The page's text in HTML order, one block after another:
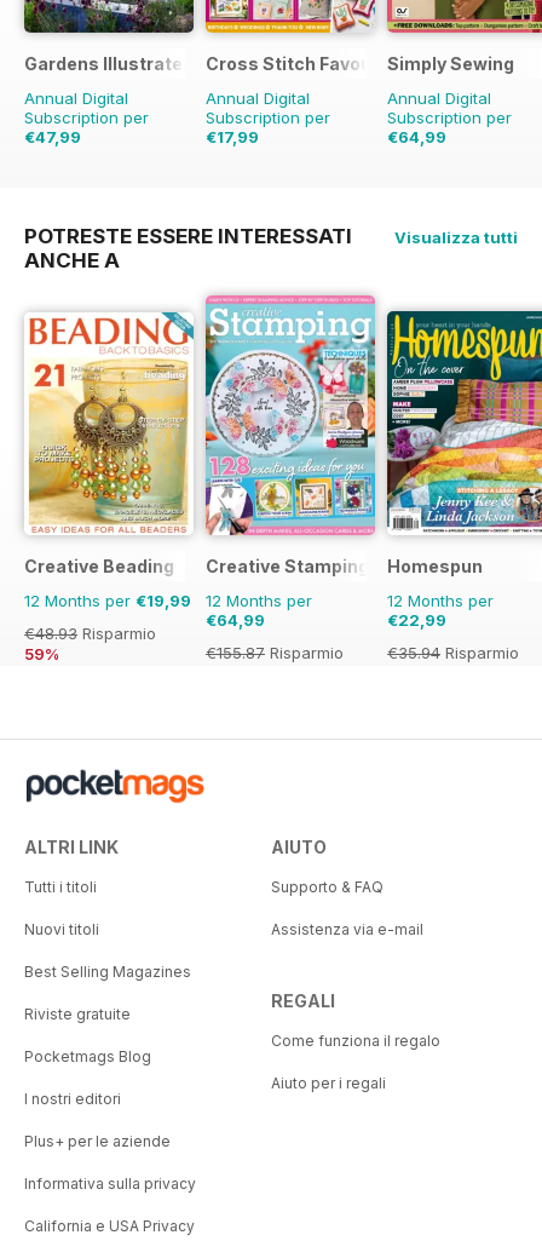
Gardens Illustrated
Annual Digital
Subscription per
€47,99
Cross Stitch Favourites
Annual Digital
Subscription per
€17,99
Simply Sewing
Annual Digital
Subscription per
€64,99
POTRESTE ESSERE INTERESSATI
ANCHE A
Visualizza tutti
Creative Beading
12 Months per €19,99
€48.93 Risparmio
59%
Creative Stamping
12 Months per
€64,99
€155.87 Risparmio
Homespun
12 Months per
€22,99
€35.94 Risparmio
ALTRI LINK
Tutti i titoli
Nuovi titoli
Best Selling Magazines
Riviste gratuite
Pocketmags Blog
I nostri editori
Plus+ per le aziende
Informativa sulla privacy
California e USA Privacy
AIUTO
Supporto & FAQ
Assistenza via e-mail
REGALI
Come funziona il regalo
Aiuto per i regali